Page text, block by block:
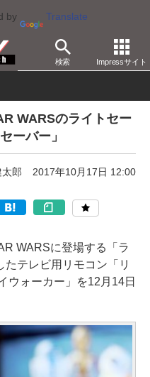
by Translate
検索 Impressサイト
WARSのライトセー
ーバー」
郎 2017年10月17日 12:00
WARSに登場する「ラ
テレビ用リモコン「リ
ウォーカー」を12月14日